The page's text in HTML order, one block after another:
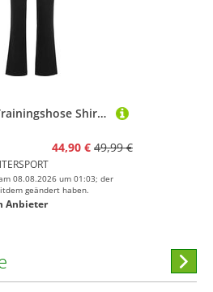
JOY Damen Trainingshose Shirley Wellness Pants
44,90 € 49,99 €
08.08.2026 um 01:03; der
geändert haben.
Anbieter